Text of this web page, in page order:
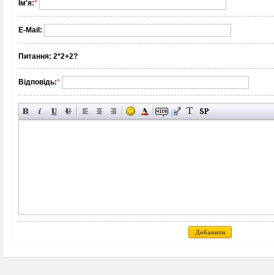
Ім'я:*
E-Mail:
Питання: 2*2+2?
Відповідь:*
Добавити